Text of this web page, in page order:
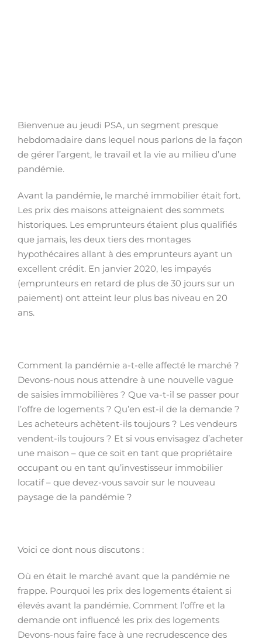
Bienvenue au jeudi PSA, un segment presque
hebdomadaire dans lequel nous parlons de la façon
de gérer l’argent, le travail et la vie au milieu d’une
pandémie.
Avant la pandémie, le marché immobilier était fort.
Les prix des maisons atteignaient des sommets
historiques. Les emprunteurs étaient plus qualifiés
que jamais, les deux tiers des montages
hypothécaires allant à des emprunteurs ayant un
excellent crédit. En janvier 2020, les impayés
(emprunteurs en retard de plus de 30 jours sur un
paiement) ont atteint leur plus bas niveau en 20
ans.
Comment la pandémie a-t-elle affecté le marché ?
Devons-nous nous attendre à une nouvelle vague
de saisies immobilières ? Que va-t-il se passer pour
l’offre de logements ? Qu’en est-il de la demande ?
Les acheteurs achètent-ils toujours ? Les vendeurs
vendent-ils toujours ? Et si vous envisagez d’acheter
une maison – que ce soit en tant que propriétaire
occupant ou en tant qu’investisseur immobilier
locatif – que devez-vous savoir sur le nouveau
paysage de la pandémie ?
Voici ce dont nous discutons :
Où en était le marché avant que la pandémie ne
frappe. Pourquoi les prix des logements étaient si
élevés avant la pandémie. Comment l’offre et la
demande ont influencé les prix des logements
Devons-nous faire face à une recrudescence des